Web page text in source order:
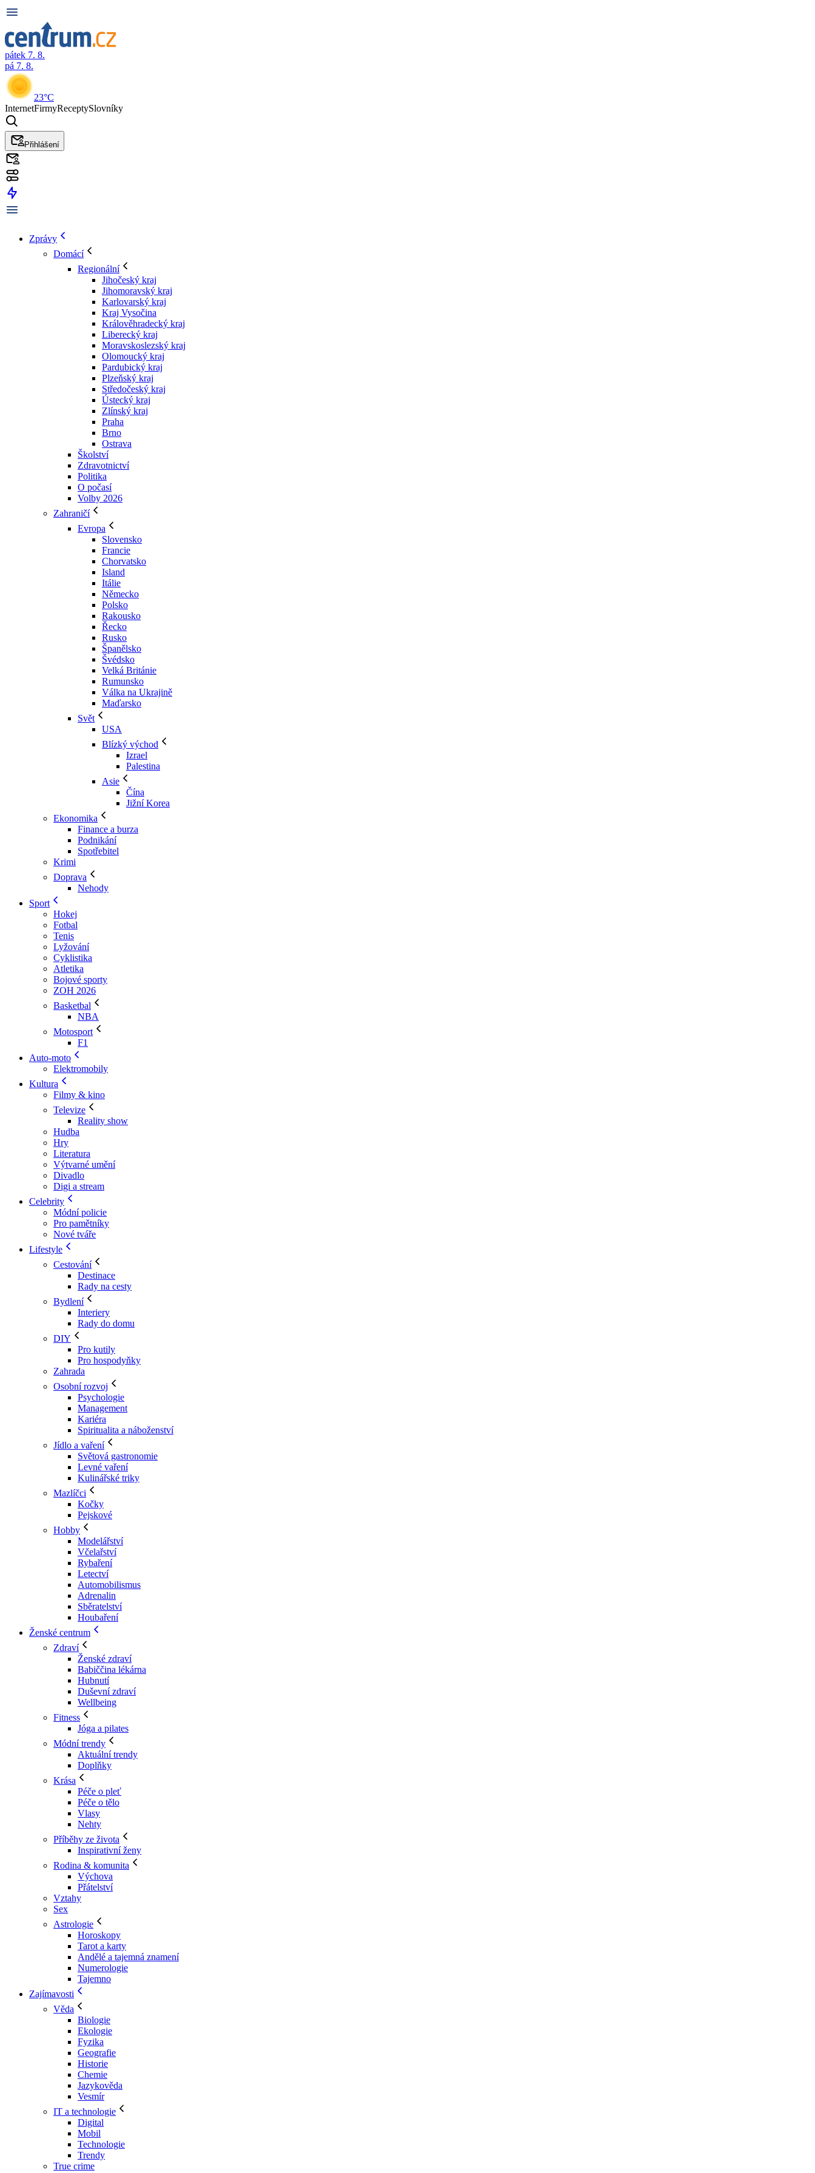
pátek 7. 8.
pá 7. 8.
23°C
InternetFirmyReceptySlovníky
Přihlášení
Zprávy
Domácí
Regionální
Jihočeský kraj
Jihomoravský kraj
Karlovarský kraj
Kraj Vysočina
Králověhradecký kraj
Liberecký kraj
Moravskoslezský kraj
Olomoucký kraj
Pardubický kraj
Plzeňský kraj
Středočeský kraj
Ústecký kraj
Zlínský kraj
Praha
Brno
Ostrava
Školství
Zdravotnictví
Politika
O počasí
Volby 2026
Zahraničí
Evropa
Slovensko
Francie
Chorvatsko
Island
Itálie
Německo
Polsko
Rakousko
Řecko
Rusko
Španělsko
Švédsko
Velká Británie
Rumunsko
Válka na Ukrajině
Maďarsko
Svět
USA
Blízký východ
Izrael
Palestina
Asie
Čína
Jižní Korea
Ekonomika
Finance a burza
Podnikání
Spotřebitel
Krimi
Doprava
Nehody
Sport
Hokej
Fotbal
Tenis
Lyžování
Cyklistika
Atletika
Bojové sporty
ZOH 2026
Basketbal
NBA
Motosport
F1
Auto-moto
Elektromobily
Kultura
Filmy & kino
Televize
Reality show
Hudba
Hry
Literatura
Výtvarné umění
Divadlo
Digi a stream
Celebrity
Módní policie
Pro pamětníky
Nové tváře
Lifestyle
Cestování
Destinace
Rady na cesty
Bydlení
Interiery
Rady do domu
DIY
Pro kutily
Pro hospodyňky
Zahrada
Osobní rozvoj
Psychologie
Management
Kariéra
Spiritualita a náboženství
Jídlo a vaření
Světová gastronomie
Levné vaření
Kulinářské triky
Mazlíčci
Kočky
Pejskové
Hobby
Modelářství
Včelařství
Rybaření
Letectví
Automobilismus
Adrenalin
Sběratelství
Houbaření
Ženské centrum
Zdraví
Ženské zdraví
Babiččina lékárna
Hubnutí
Duševní zdraví
Wellbeing
Fitness
Jóga a pilates
Módní trendy
Aktuální trendy
Doplňky
Krása
Péče o pleť
Péče o tělo
Vlasy
Nehty
Příběhy ze života
Inspirativní ženy
Rodina & komunita
Výchova
Přátelství
Vztahy
Sex
Astrologie
Horoskopy
Tarot a karty
Andělé a tajemná znamení
Numerologie
Tajemno
Zajímavosti
Věda
Biologie
Ekologie
Fyzika
Geografie
Historie
Chemie
Jazykověda
Vesmír
IT a technologie
Digital
Mobil
Technologie
Trendy
True crime